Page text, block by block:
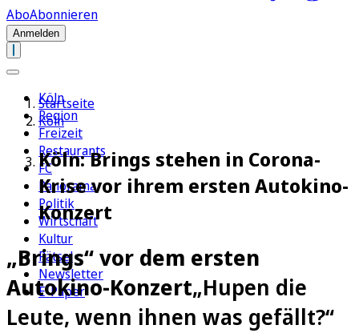
AboAbonnieren
Anmelden
Köln
Region
Freizeit
Restaurants
FC
Panorama
Politik
Wirtschaft
Kultur
Rätsel
Newsletter
E-Paper
Startseite
Köln
Köln: Brings stehen in Corona-
Krise vor ihrem ersten Autokino-
Konzert
„Brings“ vor dem ersten
Autokino-Konzert„Hupen die
Leute, wenn ihnen was gefällt?“